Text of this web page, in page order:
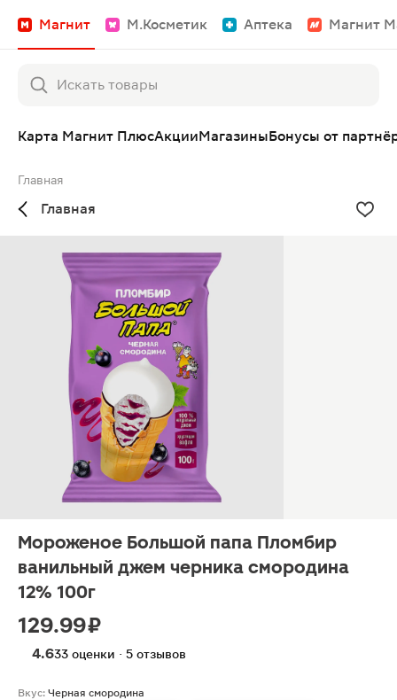
Магнит М.Косметик Аптека Магнит
Карта Магнит ПлюсАкцииМагазиныБонусы от
Главная
Главная
Мороженое Большой папа Пломбир
ванильный джем черника смородина
12% 100г
129.99 ₽
4.633 оценки · 5 отзывов
Вкус: Черная смородина